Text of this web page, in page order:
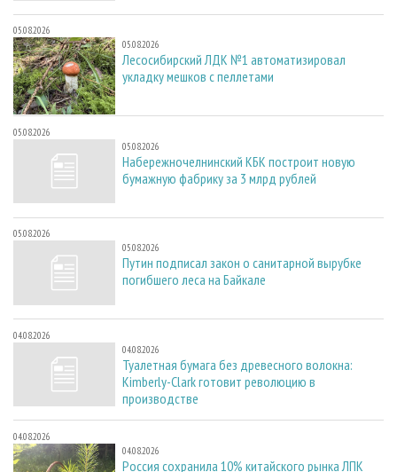
05.08.2026
05.08.2026
Лесосибирский ЛДК №1 автоматизировал
укладку мешков с пеллетами
05.08.2026
05.08.2026
Набережночелнинский КБК построит новую
бумажную фабрику за 3 млрд рублей
05.08.2026
05.08.2026
Путин подписал закон о санитарной вырубке
погибшего леса на Байкале
04.08.2026
04.08.2026
Туалетная бумага без древесного волокна:
Kimberly-Clark готовит революцию в
производстве
04.08.2026
04.08.2026
Россия сохранила 10% китайского рынка ЛПК